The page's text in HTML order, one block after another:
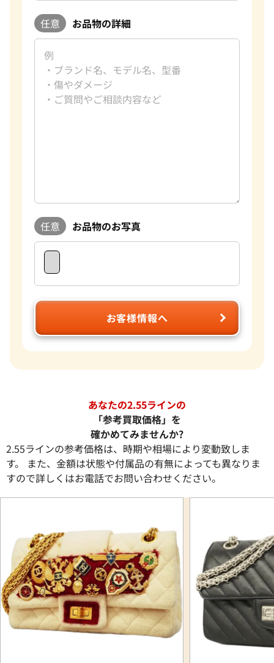
任意 お品物の詳細
任意 お品物のお写真
お客様情報へ
あなたの2.55ラインの
「参考買取価格」を
確かめてみませんか?
2.55ラインの参考価格は、時期や相場により変動致しま
す。 また、金額は状態や付属品の有無によっても異なりま
すので詳しくはお電話でお問い合わせください。